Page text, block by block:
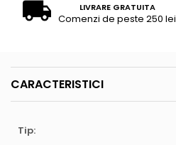
LIVRARE GRATUITA
Comenzi de peste 250 lei
CARACTERISTICI
Tip: